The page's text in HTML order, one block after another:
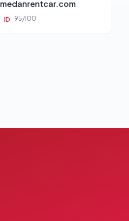
medanrentcar.com
ID 95/100